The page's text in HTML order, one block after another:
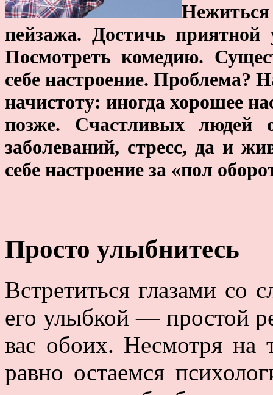
Нежиться
пейзажа. Достичь приятной
Посмотреть комедию.
себе настроение. Проблема?
начистоту: иногда хорошее
позже. Счастливых людей
заболеваний, стресс, да и
себе настроение за «пол
Просто улыбнитесь
Встретиться глазами
его улыбкой — простой
вас обоих. Несмотря на
равно остаемся